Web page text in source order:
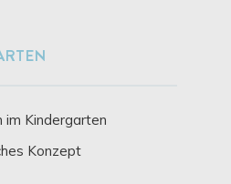
im Kindergarten
Konzept